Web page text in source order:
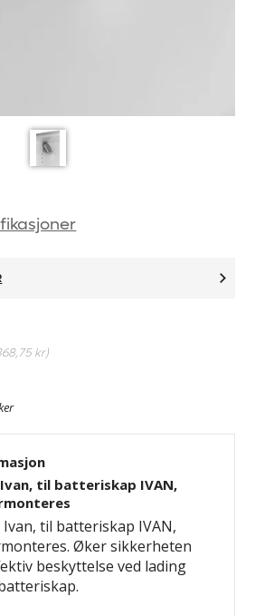
kr)
til batteriskap IVAN,
til batteriskap IVAN,
Øker sikkerheten
beskyttelse ved lading